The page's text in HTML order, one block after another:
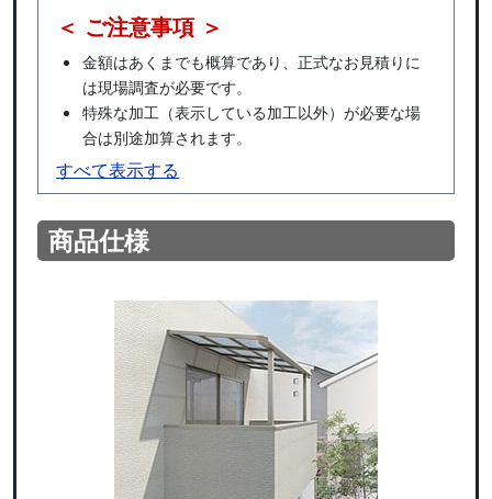
＜ ご注意事項 ＞
金額はあくまでも概算であり、正式なお見積りに
は現場調査が必要です。
特殊な加工（表示している加工以外）が必要な場
合は別途加算されます。
すべて表示する
商品仕様